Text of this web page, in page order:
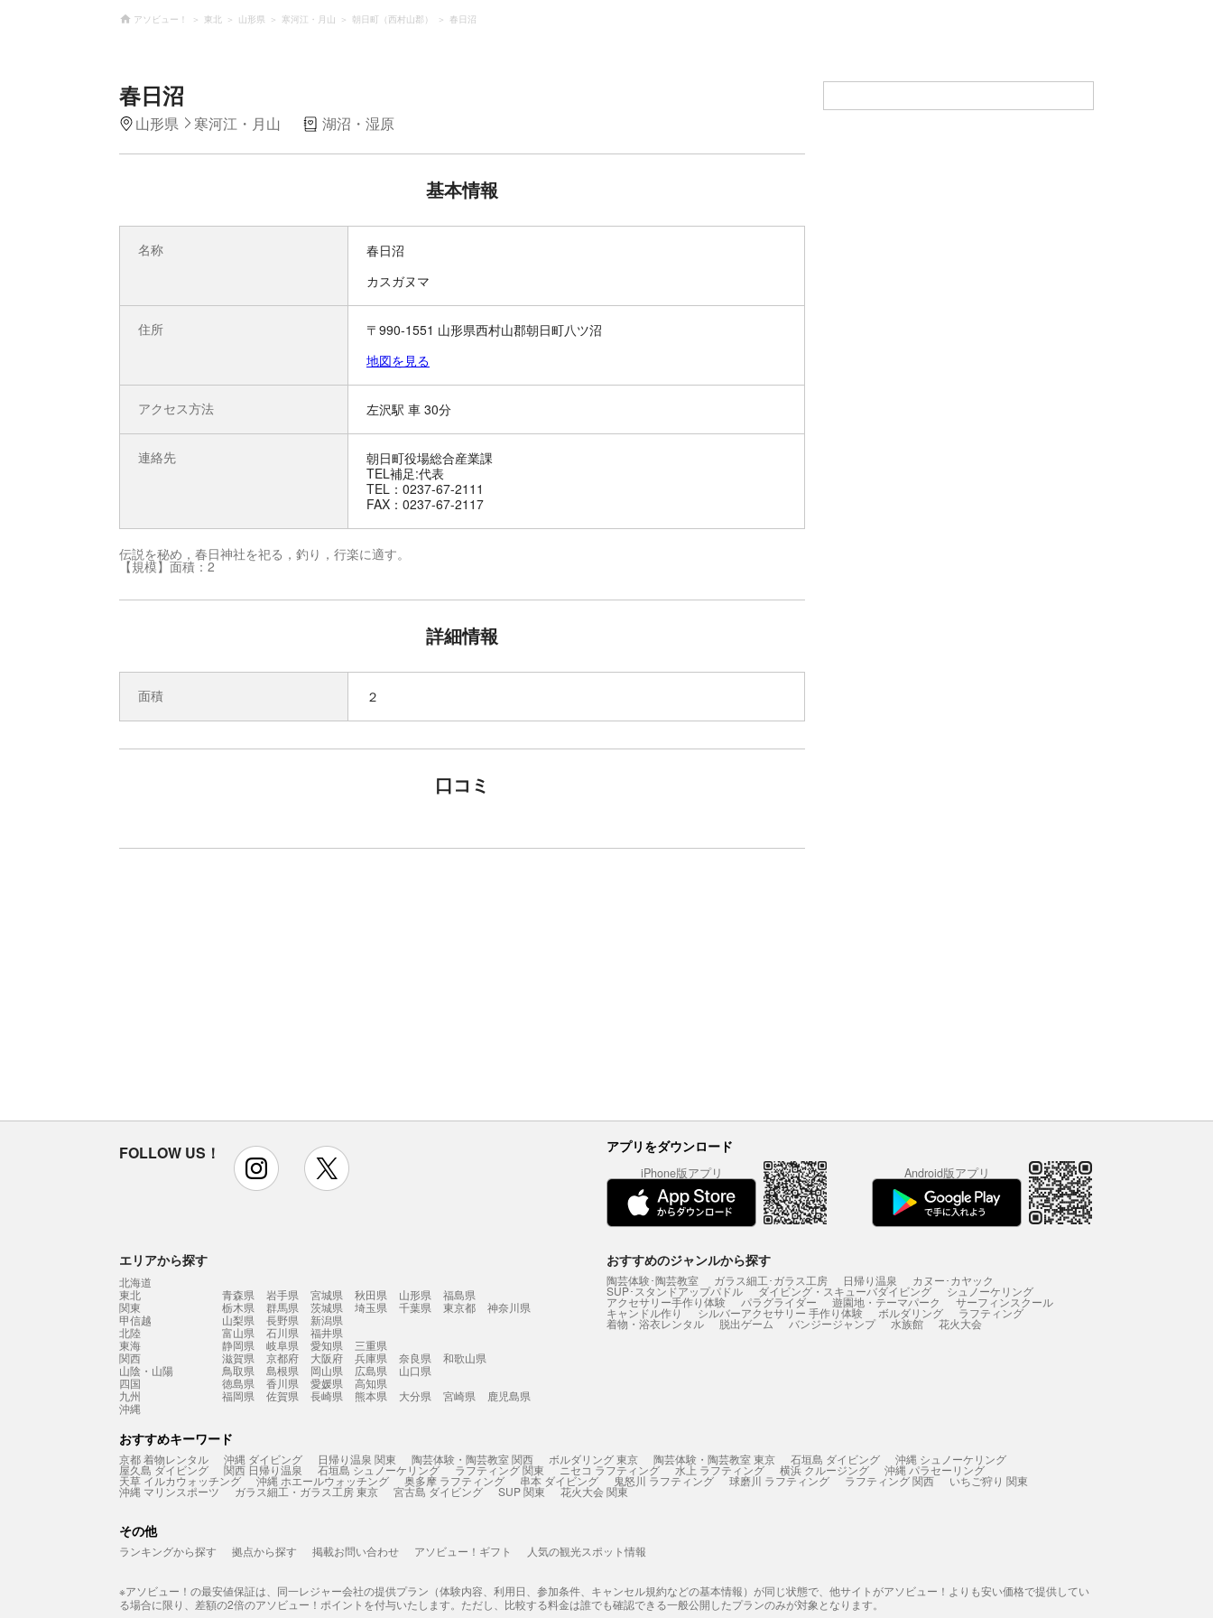
アソビュー！ 東北 山形県 寒河江・月山 朝日町（西村山郡） 春日沼
春日沼
山形県 寒河江・月山 湖沼・湿原
基本情報
名称
春日沼
カスガヌマ
住所
〒990-1551 山形県西村山郡朝日町八ツ沼
地図を見る
アクセス方法 左沢駅 車 30分
連絡先
朝日町役場総合産業課
TEL補足:代表
TEL：0237-67-2111
FAX：0237-67-2117
伝説を秘め，春日神社を祀る，釣り，行楽に適す。
【規模】面積：2
詳細情報
面積 ２
口コミ
FOLLOW US！ instagram アプリをダウンロード
iPhone版アプリ Android版アプリ
エリアから探す
北海道
東北
青森県 岩手県 宮城県 秋田県 山形県
福島県
関東
栃木県 群馬県 茨城県 埼玉県 千葉県 東京都
神奈川県
甲信越
山梨県 長野県
新潟県
北陸
富山県 石川県
福井県
東海
静岡県 岐阜県 愛知県
三重県
関西
滋賀県 京都府 大阪府 兵庫県 奈良県
和歌山県
山陰・山陽
鳥取県 島根県 岡山県 広島県
山口県
四国
徳島県 香川県 愛媛県
高知県
九州
福岡県 佐賀県 長崎県 熊本県 大分県 宮崎県
鹿児島県
沖縄
おすすめのジャンルから探す
陶芸体験･陶芸教室 ガラス細工･ガラス工房 日帰り温泉 カヌー･カヤック
SUP･スタンドアップパドル ダイビング・スキューバダイビング シュノーケリング
アクセサリー手作り体験 パラグライダー 遊園地・テーマパーク サーフィンスクール
キャンドル作り シルバーアクセサリー 手作り体験 ボルダリング ラフティング
着物・浴衣レンタル 脱出ゲーム バンジージャンプ 水族館 花火大会
おすすめキーワード
京都 着物レンタル 沖縄 ダイビング 日帰り温泉 関東 陶芸体験・陶芸教室 関西 ボルダリング 東京 陶芸体験・陶芸教室 東京 石垣島 ダイビング 沖縄 シュノーケリング
屋久島 ダイビング 関西 日帰り温泉 石垣島 シュノーケリング ラフティング 関東 ニセコ ラフティング 水上 ラフティング 横浜 クルージング 沖縄 パラセーリング
天草 イルカウォッチング 沖縄 ホエールウォッチング 奥多摩 ラフティング 串本 ダイビング 鬼怒川 ラフティング 球磨川 ラフティング ラフティング 関西 いちご狩り 関東
沖縄 マリンスポーツ ガラス細工・ガラス工房 東京 宮古島 ダイビング SUP 関東 花火大会 関東
その他
ランキングから探す 拠点から探す 掲載お問い合わせ アソビュー！ギフト 人気の観光スポット情報
※アソビュー！の最安値保証は、同一レジャー会社の提供プラン（体験内容、利用日、参加条件、キャンセル規約などの基本情報）が同じ状態で、他サイトがアソビュー！よりも安い価格で提供してい
る場合に限り、差額の2倍のアソビュー！ポイントを付与いたします。ただし、比較する料金は誰でも確認できる一般公開したプランのみが対象となります。